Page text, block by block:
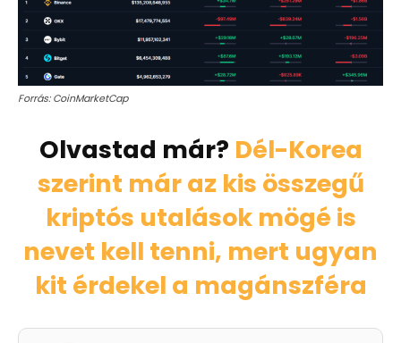
Forrás: CoinMarketCap
Olvastad már? Dél-Korea
szerint már az kis összegű
kriptós utalások mögé is
nevet kell tenni, mert ugyan
kit érdekel a magánszféra